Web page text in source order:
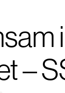
–